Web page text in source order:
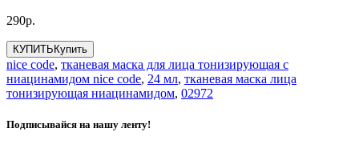
290р.
КУПИТЬ Купить
nice code, тканевая маска для лица тонизирующая с
ниацинамидом nice code, 24 мл, тканевая маска лица
тонизирующая ниацинамидом, 02972
Подписывайся на нашу ленту!